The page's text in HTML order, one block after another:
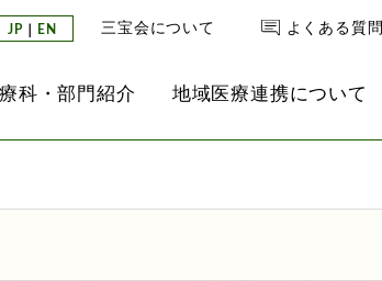
JP EN 三宝会について よくある質問
科・部門紹介 地域医療連携について